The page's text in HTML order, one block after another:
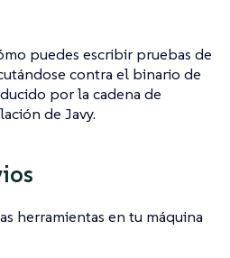
puedes escribir pruebas de
contra el binario de
por la cadena de
de Javy.
herramientas en tu máquina